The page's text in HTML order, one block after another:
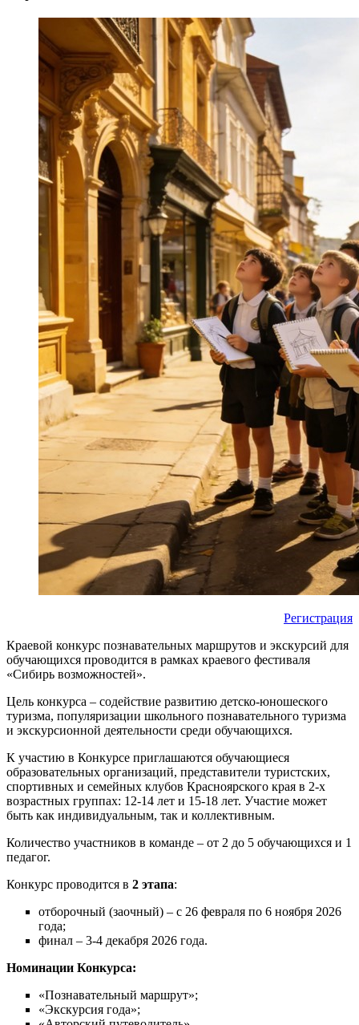
Регистрация
Краевой конкурс познавательных маршрутов и экскурсий для
обучающихся проводится в рамках краевого фестиваля
«Сибирь возможностей».
Цель конкурса – содействие развитию детско-юношеского
туризма, популяризации школьного познавательного туризма
и экскурсионной деятельности среди обучающихся.
К участию в Конкурсе приглашаются обучающиеся
образовательных организаций, представители туристских,
спортивных и семейных клубов Красноярского края в 2-х
возрастных группах: 12-14 лет и 15-18 лет. Участие может
быть как индивидуальным, так и коллективным.
Количество участников в команде – от 2 до 5 обучающихся и 1
педагог.
Конкурс проводится в 2 этапа:
отборочный (заочный) – с 26 февраля по 6 ноября 2026
года;
финал – 3-4 декабря 2026 года.
Номинации Конкурса:
«Познавательный маршрут»;
«Экскурсия года»;